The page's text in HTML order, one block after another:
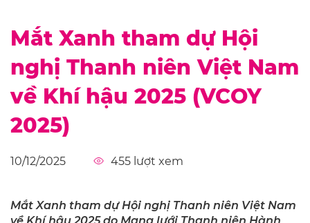
Mắt Xanh tham dự Hội
nghị Thanh niên Việt Nam
về Khí hậu 2025 (VCOY
2025)
10/12/2025 455 lượt xem
Mắt Xanh tham dự Hội nghị Thanh niên Việt Nam